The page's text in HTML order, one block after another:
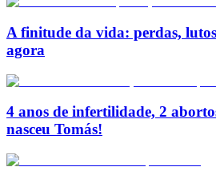
A finitude da vida: perdas,
agora
4 anos de infertilidade, 2
nasceu Tomás!